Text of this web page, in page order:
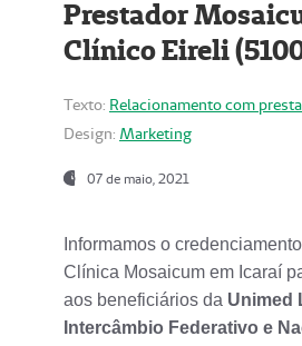
Prestador
Clínico Eireli
Texto: Relacionamento com
Design: Marketing
07 de maio, 2021
Informamos o
Clínica Mosaicum em Icaraí
aos beneficiários da Unimed
Intercâmbio Federativo e